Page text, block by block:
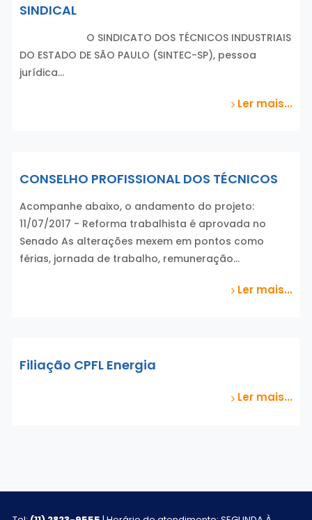
SINDICAL
O SINDICATO DOS TÉCNICOS INDUSTRIAIS
DO ESTADO DE SÃO PAULO (SINTEC-SP), pessoa
jurídica…
Ler mais...
CONSELHO PROFISSIONAL DOS TÉCNICOS
Acompanhe abaixo, o andamento do projeto:
11/07/2017 - Reforma trabalhista é aprovada no
Senado As alterações mexem em pontos como
férias, jornada de trabalho, remuneração…
Ler mais...
Filiação CPFL Energia
Ler mais...